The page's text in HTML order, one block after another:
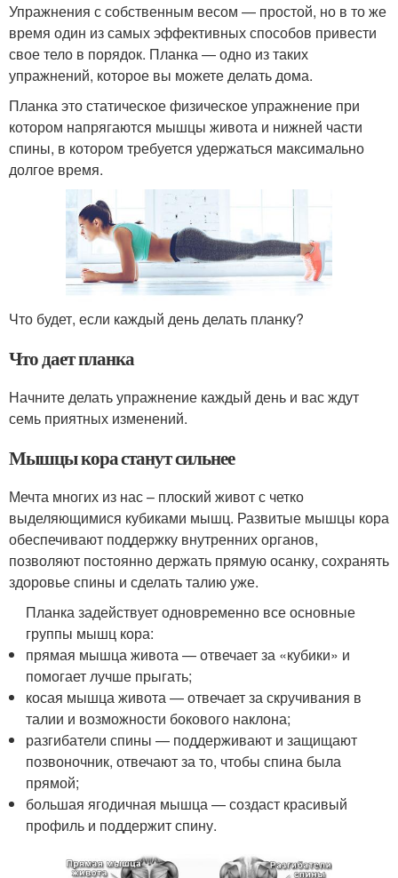
Упражнения с собственным весом — простой, но в то же
время один из самых эффективных способов привести
свое тело в порядок. Планка — одно из таких
упражнений, которое вы можете делать дома.
Планка это статическое физическое упражнение при
котором напрягаются мышцы живота и нижней части
спины, в котором требуется удержаться максимально
долгое время.
Что будет, если каждый день делать планку?
Что дает планка
Начните делать упражнение каждый день и вас ждут
семь приятных изменений.
Мышцы кора станут сильнее
Мечта многих из нас – плоский живот с четко
выделяющимися кубиками мышц. Развитые мышцы кора
обеспечивают поддержку внутренних органов,
позволяют постоянно держать прямую осанку, сохранять
здоровье спины и сделать талию уже.
Планка задействует одновременно все основные
группы мышц кора:
прямая мышца живота — отвечает за «кубики» и
помогает лучше прыгать;
косая мышца живота — отвечает за скручивания в
талии и возможности бокового наклона;
разгибатели спины — поддерживают и защищают
позвоночник, отвечают за то, чтобы спина была
прямой;
большая ягодичная мышца — создаст красивый
профиль и поддержит спину.